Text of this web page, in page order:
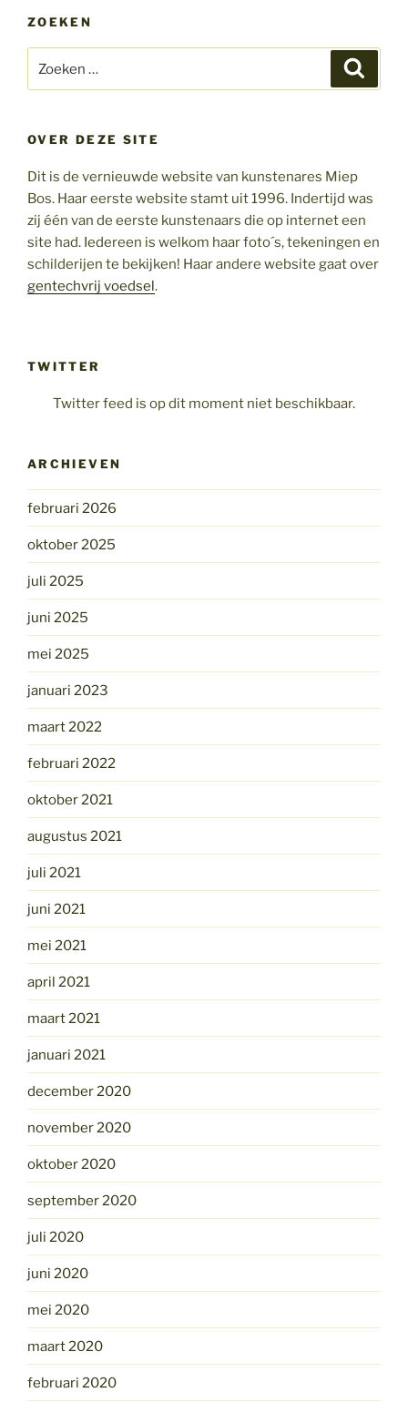
ZOEKEN
naar:
OVER DEZE SITE
Dit is de vernieuwde website van kunstenares Miep
Bos. Haar eerste website stamt uit 1996. Indertijd was
zij één van de eerste kunstenaars die op internet een
site had. Iedereen is welkom haar foto´s, tekeningen en
schilderijen te bekijken! Haar andere website gaat over
gentechvrij voedsel.
TWITTER
Twitter feed is op dit moment niet beschikbaar.
ARCHIEVEN
februari 2026
oktober 2025
juli 2025
juni 2025
mei 2025
januari 2023
maart 2022
februari 2022
oktober 2021
augustus 2021
juli 2021
juni 2021
mei 2021
april 2021
maart 2021
januari 2021
december 2020
november 2020
oktober 2020
september 2020
juli 2020
juni 2020
mei 2020
maart 2020
februari 2020